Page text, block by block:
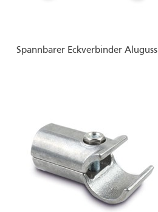
Spannbarer Eckverbinder Aluguss